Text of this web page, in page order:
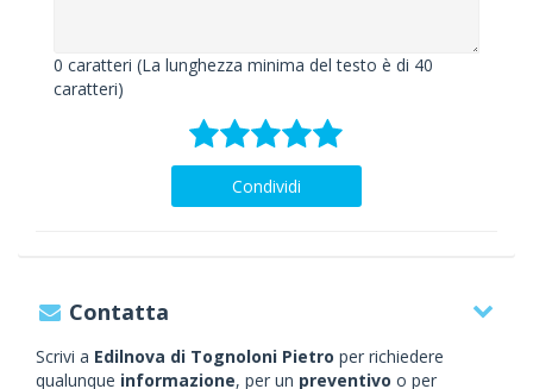
0 caratteri (La lunghezza minima del testo è di 40
caratteri)
Condividi
Contatta
Scrivi a Edilnova di Tognoloni Pietro per richiedere
qualunque informazione, per un preventivo o per